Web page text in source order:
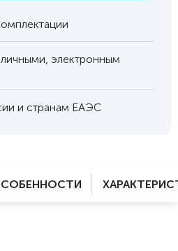
электронным
и странам ЕАЭС